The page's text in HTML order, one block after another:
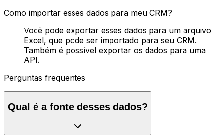
Como importar esses dados para meu CRM?
Você pode exportar esses dados para um arquivo
Excel, que pode ser importado para seu CRM.
Também é possível exportar os dados para uma
API.
Perguntas frequentes
Qual é a fonte desses dados?